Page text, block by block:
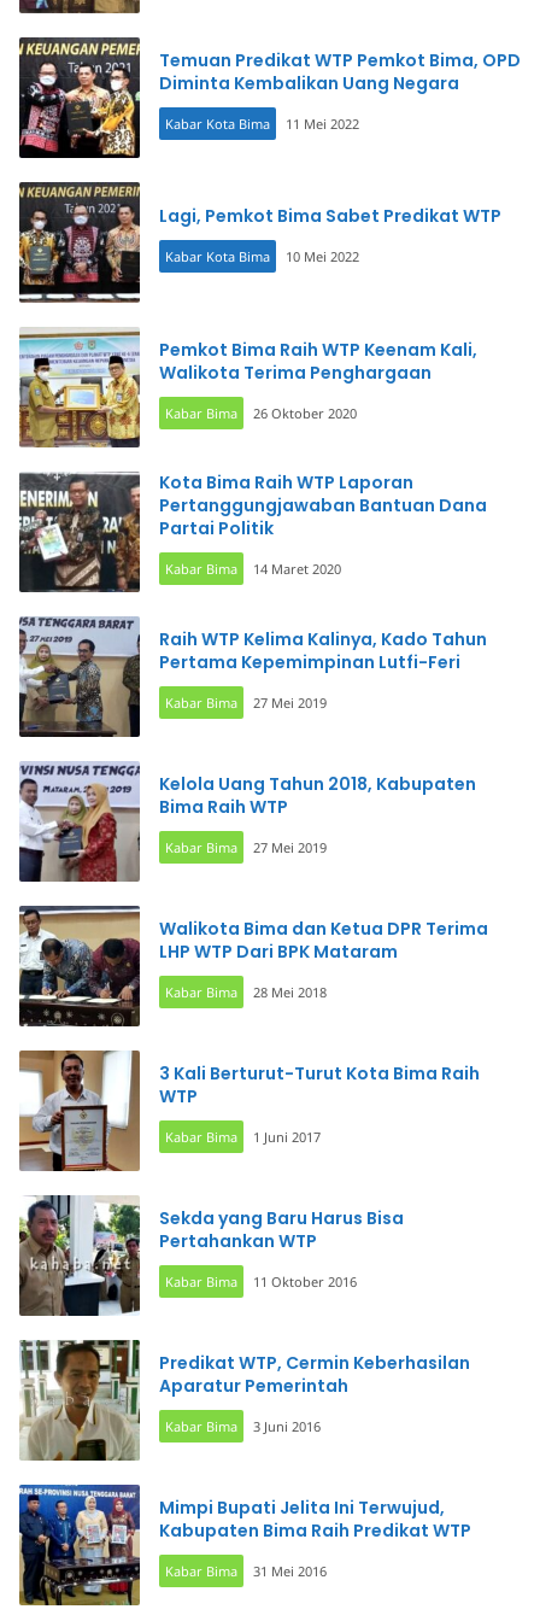
Temuan Predikat WTP Pemkot Bima, OPD
Diminta Kembalikan Uang Negara
Kabar Kota Bima 11 Mei 2022
Lagi, Pemkot Bima Sabet Predikat WTP
Kabar Kota Bima 10 Mei 2022
Pemkot Bima Raih WTP Keenam Kali,
Walikota Terima Penghargaan
Kabar Bima 26 Oktober 2020
Kota Bima Raih WTP Laporan
Pertanggungjawaban Bantuan Dana
Partai Politik
Kabar Bima 14 Maret 2020
Raih WTP Kelima Kalinya, Kado Tahun
Pertama Kepemimpinan Lutfi-Feri
Kabar Bima 27 Mei 2019
Kelola Uang Tahun 2018, Kabupaten
Bima Raih WTP
Kabar Bima 27 Mei 2019
Walikota Bima dan Ketua DPR Terima
LHP WTP Dari BPK Mataram
Kabar Bima 28 Mei 2018
3 Kali Berturut-Turut Kota Bima Raih
WTP
Kabar Bima 1 Juni 2017
Sekda yang Baru Harus Bisa
Pertahankan WTP
Kabar Bima 11 Oktober 2016
Predikat WTP, Cermin Keberhasilan
Aparatur Pemerintah
Kabar Bima 3 Juni 2016
Mimpi Bupati Jelita Ini Terwujud,
Kabupaten Bima Raih Predikat WTP
Kabar Bima 31 Mei 2016